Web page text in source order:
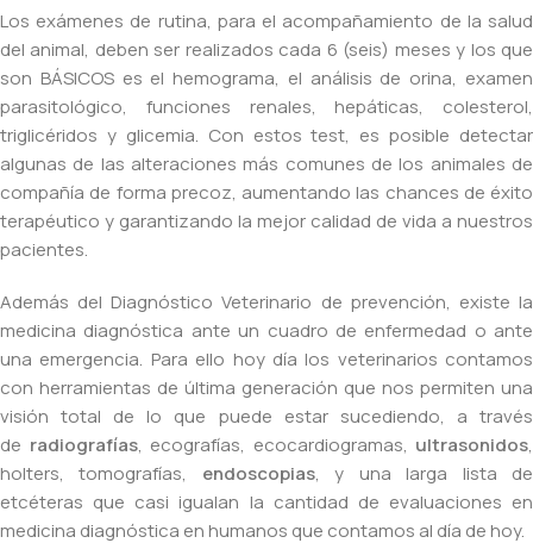
Los exámenes de rutina, para el acompañamiento de la salud
del animal, deben ser realizados cada 6 (seis) meses y los que
son BÁSICOS es el hemograma, el análisis de orina, examen
parasitológico, funciones renales, hepáticas, colesterol,
triglicéridos y glicemia. Con estos test, es posible detectar
algunas de las alteraciones más comunes de los animales de
compañía de forma precoz, aumentando las chances de éxito
terapéutico y garantizando la mejor calidad de vida a nuestros
pacientes.
Además del Diagnóstico Veterinario de prevención, existe la
medicina diagnóstica ante un cuadro de enfermedad o ante
una emergencia. Para ello hoy día los veterinarios contamos
con herramientas de última generación que nos permiten una
visión total de lo que puede estar sucediendo, a través
de radiografías, ecografías, ecocardiogramas, ultrasonidos,
holters, tomografías, endoscopias, y una larga lista de
etcéteras que casi igualan la cantidad de evaluaciones en
medicina diagnóstica en humanos que contamos al día de hoy.